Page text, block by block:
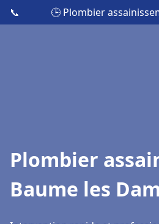
📞 🕒 Plombier
Plombier
Baume les